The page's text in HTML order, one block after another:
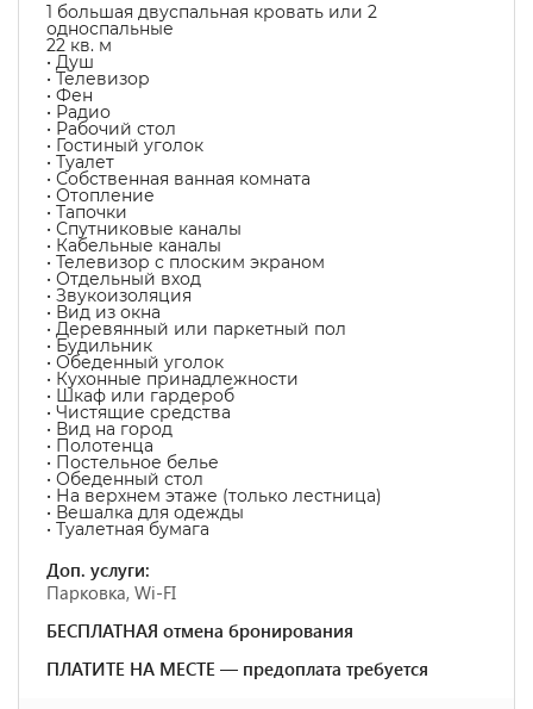
1 большая двуспальная кровать или 2
односпальные
22 кв. м
• Душ
• Телевизор
• Фен
• Радио
• Рабочий стол
• Гостиный уголок
• Туалет
• Собственная ванная комната
• Отопление
• Тапочки
• Спутниковые каналы
• Кабельные каналы
• Телевизор с плоским экраном
• Отдельный вход
• Звукоизоляция
• Вид из окна
• Деревянный или паркетный пол
• Будильник
• Обеденный уголок
• Кухонные принадлежности
• Шкаф или гардероб
• Чистящие средства
• Вид на город
• Полотенца
• Постельное белье
• Обеденный стол
• На верхнем этаже (только лестница)
• Вешалка для одежды
• Туалетная бумага
Доп. услуги:
Парковка, Wi-FI
БЕСПЛАТНАЯ отмена бронирования
ПЛАТИТЕ НА МЕСТЕ — предоплата требуется